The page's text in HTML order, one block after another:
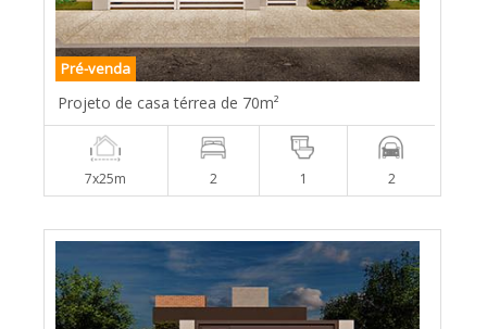
Pré-venda
Projeto de casa térrea de 70m²
7x25m 2 1 2